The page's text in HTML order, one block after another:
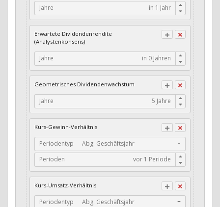
Buffett's Alpha: Wachstum Residual Gross
Profits / Assets
Income / Assets
Buffett's Alpha: Wachstum Residual Net
Income / Book Value
Cash-Quote
CFO / Interest Expense
Current Ratio
Long-Term Debt to Working Capital
Dividenden-Check
Stabiles Dividenden-Wachstum
Jahre
Erwartete Dividendenrendite
(Analystenkonsens)
Jahre
Geometrisches Dividendenwachstum
Jahre
Kurs-Gewinn-Verhältnis
Periodentyp
Abg. Geschäftsjahr
Perioden
Kurs-Umsatz-Verhältnis
Periodentyp
Abg. Geschäftsjahr